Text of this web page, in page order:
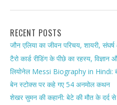
RECENT POSTS
जौन एलिया का जीवन परिचय, शायरी,
टैरो कार्ड रीडिंग के पीछे का रहस्य, विज्ञान
लियोनेल Messi Biography in Hindi:
बेन स्टोक्स पर कहे गए 54 अनमोल कथन
शेखर सुमन की कहानी: बेटे की मौत के दर्द